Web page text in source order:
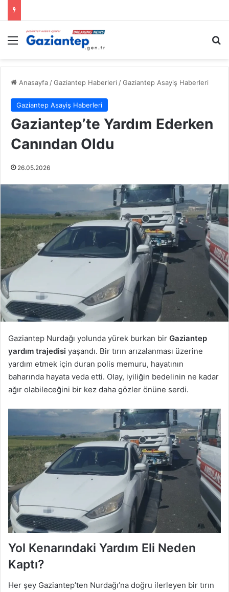
Menü
Anasayfa /Gaziantep Haberleri /Gaziantep Asayiş Haberleri
Gaziantep Asayiş Haberleri
Gaziantep’te Yardım Ederken
Canından Oldu
26.05.2026
Gaziantep Nurdağı yolunda yürek burkan bir Gaziantep
yardım trajedisi yaşandı. Bir tırın arızalanması üzerine
yardım etmek için duran polis memuru, hayatının
baharında hayata veda etti. Olay, iyiliğin bedelinin ne kadar
ağır olabileceğini bir kez daha gözler önüne serdi.
Yol Kenarındaki Yardım Eli Neden
Kaptı?
Her şey Gaziantep’ten Nurdağı’na doğru ilerleyen bir tırın